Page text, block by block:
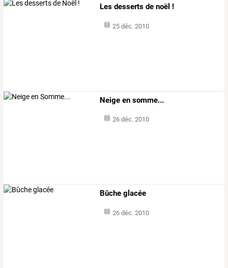
Les desserts de noël !
25 déc. 2010
Neige en somme...
26 déc. 2010
Bûche glacée
26 déc. 2010